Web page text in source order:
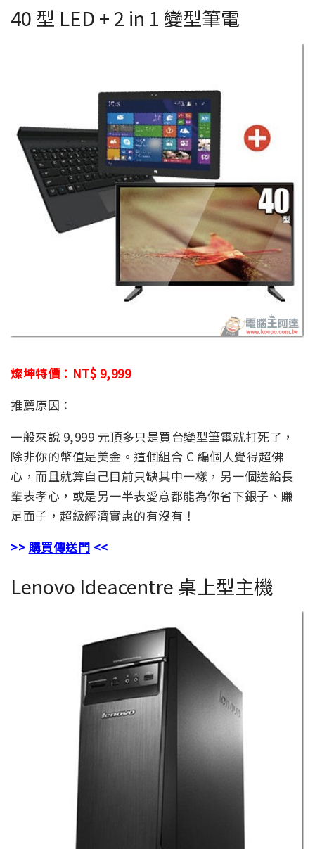
40 型 LED + 2 in 1 變型筆電
燦坤特價：NT$ 9,999
推薦原因：
一般來說 9,999 元頂多只是買台變型筆電就打死了，
除非你的幣值是美金。這個組合 C 編個人覺得超佛
心，而且就算自己目前只缺其中一樣，另一個送給長
輩表孝心，或是另一半表愛意都能為你省下銀子、賺
足面子，超級經濟實惠的有沒有！
>> 購買傳送門 <<
Lenovo Ideacentre 桌上型主機